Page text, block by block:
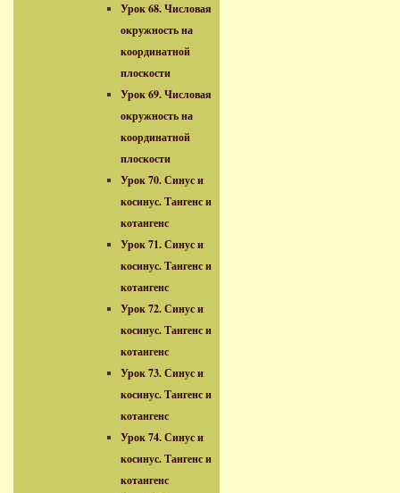
Урок 68. Числовая
окружность на
координатной
плоскости
Урок 69. Числовая
окружность на
координатной
плоскости
Урок 70. Синус и
косинус. Тангенс и
котангенс
Урок 71. Синус и
косинус. Тангенс и
котангенс
Урок 72. Синус и
косинус. Тангенс и
котангенс
Урок 73. Синус и
косинус. Тангенс и
котангенс
Урок 74. Синус и
косинус. Тангенс и
котангенс